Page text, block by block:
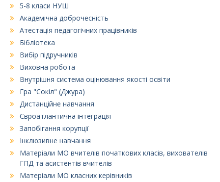
5-8 класи НУШ
Академічна доброчесність
Атестація педагогічних працівників
Бібліотека
Вибір підручників
Виховна робота
Внутрішня система оцінювання якості освіти
Гра "Сокіл" (Джура)
Дистанційне навчання
Євроатлантична інтеграція
Запобігання корупції
Інклюзивне навчання
Матеріали МО вчителів початкових класів, вихователів
ГПД та асистентів вчителів
Матеріали МО класних керівників